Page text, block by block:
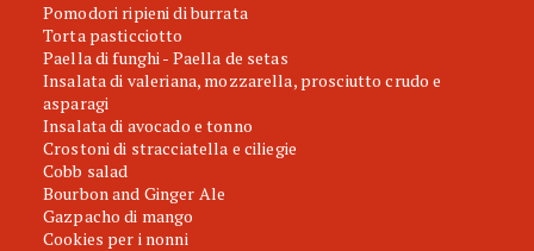
Pomodori ripieni di burrata
Torta pasticciotto
Paella di funghi - Paella de setas
Insalata di valeriana, mozzarella, prosciutto crudo e
asparagi
Insalata di avocado e tonno
Crostoni di stracciatella e ciliegie
Cobb salad
Bourbon and Ginger Ale
Gazpacho di mango
Cookies per i nonni